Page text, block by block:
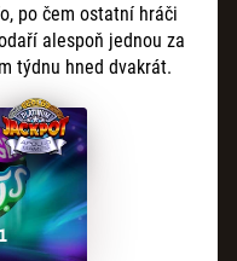
po čem ostatní hráči
alespoň jednou za
týdnu hned dvakrát.